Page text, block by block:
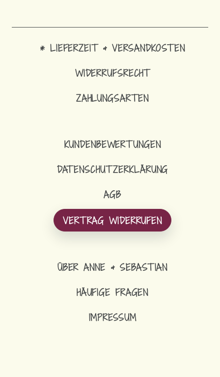
* LIEFERZEIT & VERSANDKOSTEN
WIDERRUFSRECHT
ZAHLUNGSARTEN
KUNDENBEWERTUNGEN
DATENSCHUTZERKLÄRUNG
AGB
VERTRAG WIDERRUFEN
ÜBER ANNE & SEBASTIAN
HÄUFIGE FRAGEN
IMPRESSUM